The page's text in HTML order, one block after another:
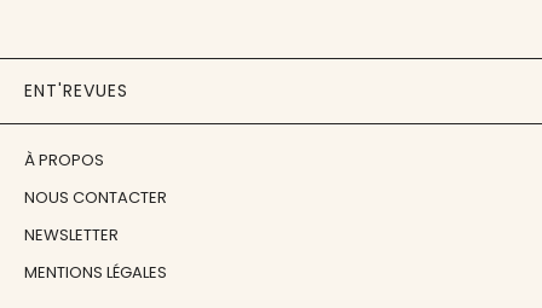
ENT'REVUES
À PROPOS
NOUS CONTACTER
NEWSLETTER
MENTIONS LÉGALES